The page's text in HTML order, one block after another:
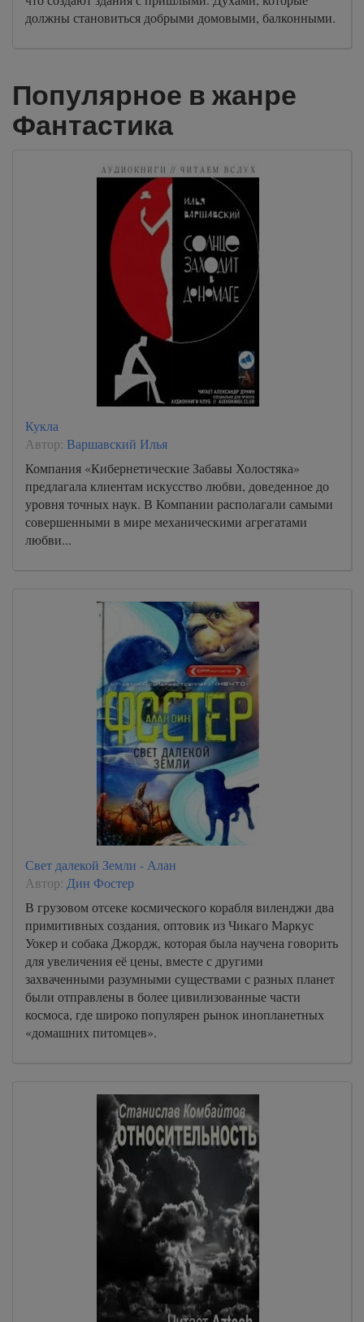
должны становиться добрыми домовыми, балконными.
Популярное в жанре
Фантастика
Кукла
Автор: Варшавский Илья
Компания «Кибернетические Забавы Холостяка»
предлагала клиентам искусство любви, доведенное до
уровня точных наук. В Компании располагали самыми
совершенными в мире механическими агрегатами
любви...
Свет далекой Земли - Алан
Автор: Дин Фостер
В грузовом отсеке космического корабля виленджи два
примитивных создания, оптовик из Чикаго Маркус
Уокер и собака Джордж, которая была научена говорить
для увеличения её цены, вместе с другими
захваченными разумными существами с разных планет
были отправлены в более цивилизованные части
космоса, где широко популярен рынок инопланетных
«домашних питомцев».